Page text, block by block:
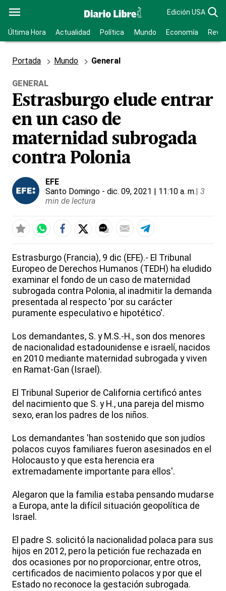
Edición USA
Última Hora Actualidad Política Mundo Economía
Portada Mundo General
GENERAL
Estrasburgo elude entrar
en un caso de
maternidad subrogada
contra Polonia
EFE
Santo Domingo - dic. 09, 2021 | 11:10 a. m.| 3
min de lectura
Estrasburgo (Francia), 9 dic (EFE).- El Tribunal
Europeo de Derechos Humanos (TEDH) ha eludido
examinar el fondo de un caso de maternidad
subrogada contra Polonia, al inadmitir la demanda
presentada al respecto 'por su carácter
puramente especulativo e hipotético'.
Los demandantes, S. y M.S.-H., son dos menores
de nacionalidad estadounidense e israelí, nacidos
en 2010 mediante maternidad subrogada y viven
en Ramat-Gan (Israel).
El Tribunal Superior de California certificó antes
del nacimiento que S. y H., una pareja del mismo
sexo, eran los padres de los niños.
Los demandantes 'han sostenido que son judíos
polacos cuyos familiares fueron asesinados en el
Holocausto y que esta herencia era
extremadamente importante para ellos'.
Alegaron que la familia estaba pensando mudarse
a Europa, ante la difícil situación geopolítica de
Israel.
El padre S. solicitó la nacionalidad polaca para sus
hijos en 2012, pero la petición fue rechazada en
dos ocasiones por no proporcionar, entre otros,
certificados de nacimiento polacos y por que el
Estado no reconoce la gestación subrogada.